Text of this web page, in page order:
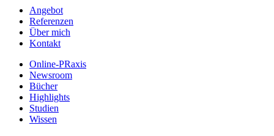
Angebot
Referenzen
Über mich
Kontakt
Online-PRaxis
Newsroom
Bücher
Highlights
Studien
Wissen